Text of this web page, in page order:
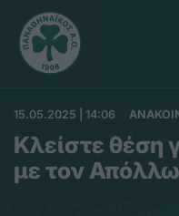
15.05.2025 | 14:06
Κλείστε θέση
με τον